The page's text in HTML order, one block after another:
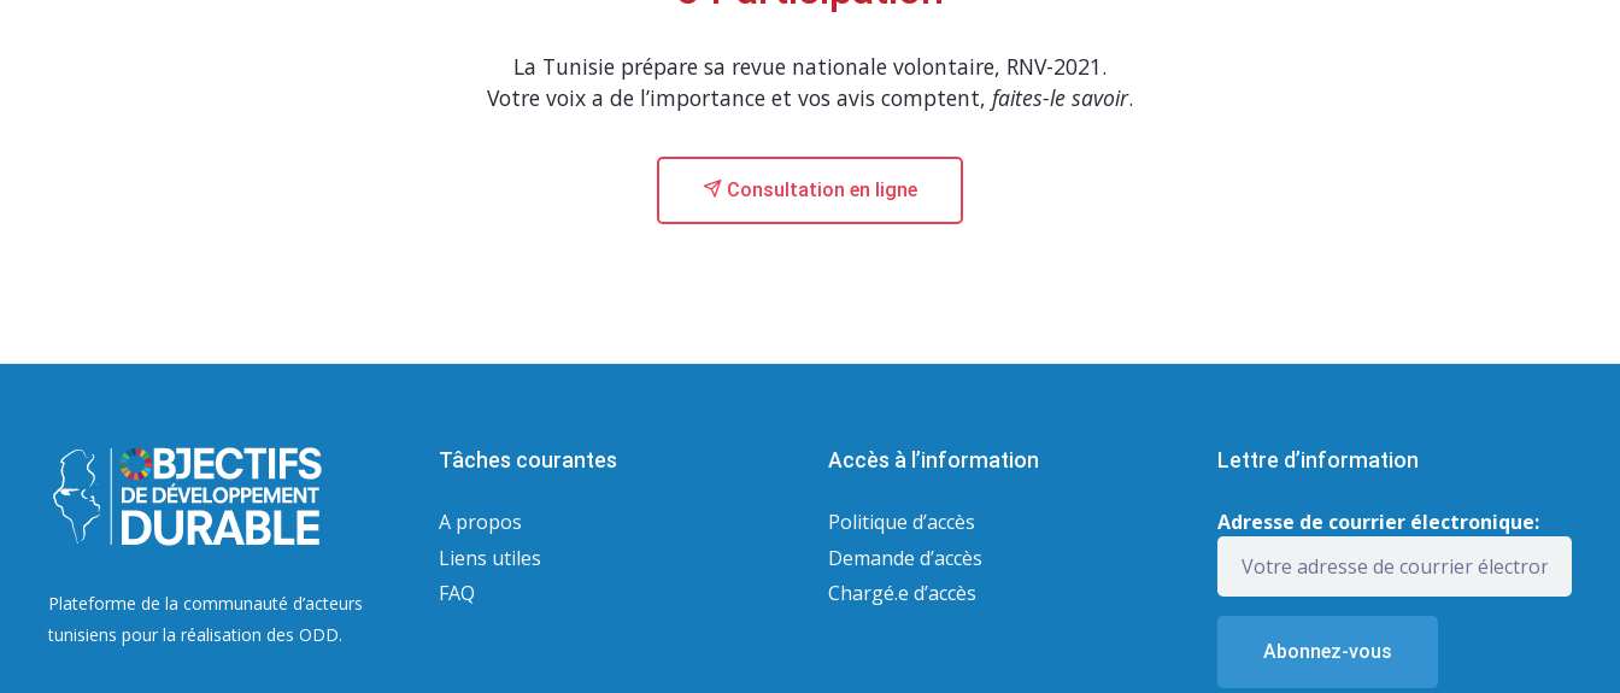
La Tunisie prépare sa revue nationale volontaire, RNV-2021.
Votre voix a de l’importance et vos avis comptent, faites-le savoir.
Consultation en ligne
Plateforme de la communauté d’acteurs
tunisiens pour la réalisation des ODD.
Tâches courantes
A propos
Liens utiles
FAQ
Accès à l’information
Politique d’accès
Demande d’accès
Chargé.e d’accès
Lettre d’information
Adresse de courrier électronique: